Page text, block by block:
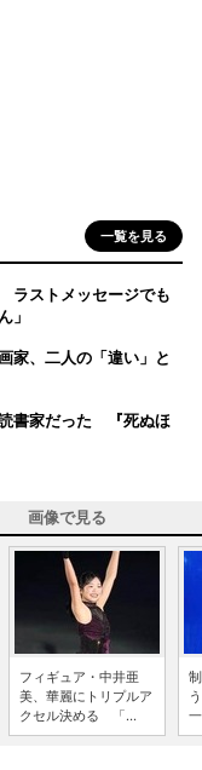
一覧を見る
ラストメッセージでも
」
家、二人の「違い」と
書家だった 『死ぬほ
画像で見る
フィギュア・中井亜
美、華麗にトリプルア
クセル決める 「...